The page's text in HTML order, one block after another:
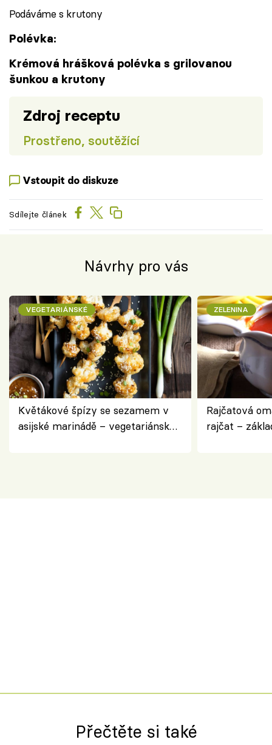
Podáváme s krutony
Polévka:
Krémová hrášková polévka s grilovanou
šunkou a krutony
Zdroj receptu
Prostřeno, soutěžící
Vstoupit do diskuze
Sdílejte článek
Návrhy pro vás
VEGETARIÁNSKÉ
Květákové špízy se sezamem v
asijské marinádě – vegetariánská
ZELENINA
Rajčatová
rajčat –
Přečtěte si také